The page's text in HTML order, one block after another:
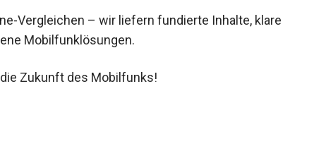
Vergleichen – wir liefern fundierte Inhalte, klare
Mobilfunklösungen.
Zukunft des Mobilfunks!